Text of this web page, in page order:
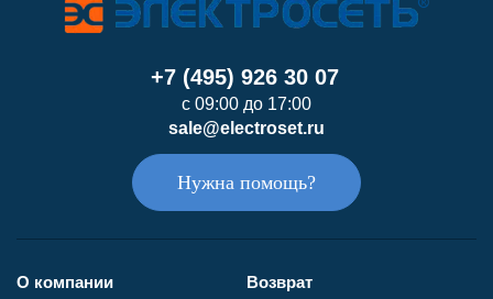
+7 (495) 926 30 07
с 09:00 до 17:00
sale@electroset.ru
Нужна помощь?
О компании
Возврат